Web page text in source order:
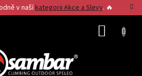
v našíkategorii Akce a Slevy. 🔥